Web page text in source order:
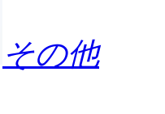
その他